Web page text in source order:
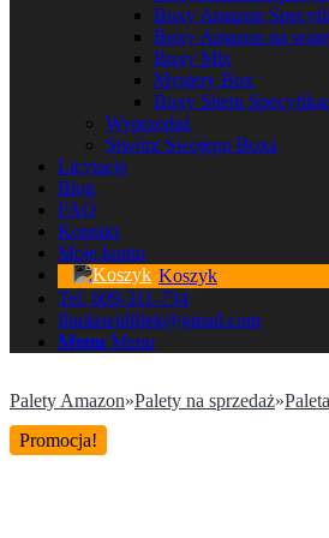
Boxy Amazon
Boxy Amazon na
Boxy Mix
Mystery Box
Boxy Shein
Wyprzedaż
Stwórz Swojego Boxa
Licytacje
Blog
FAQ
Kontakt
Moje konto
Koszyk
Tel. 609-311-734
fhudawidfilek@gmail.com
Menu Menu
Palety Amazon»Palety na sprzedaż»
Promocja!